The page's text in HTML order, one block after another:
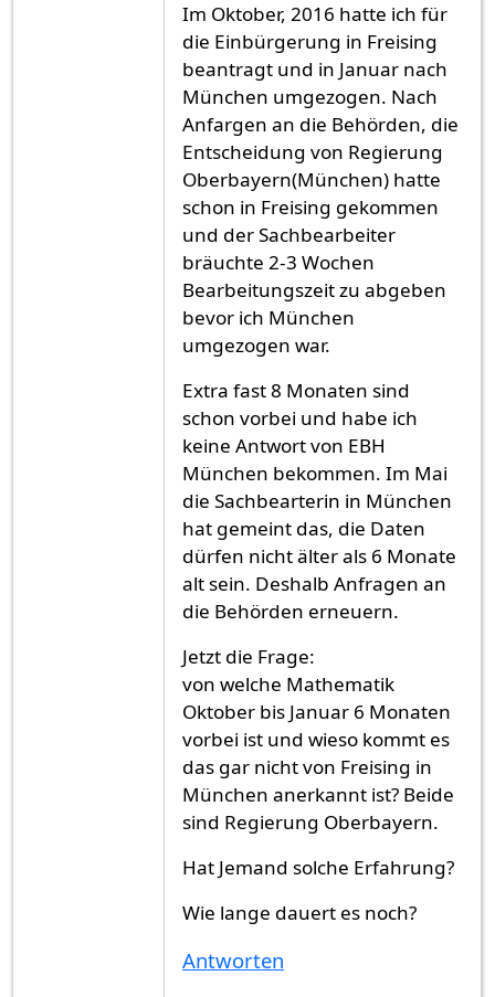
Im Oktober, 2016 hatte ich für
die Einbürgerung in Freising
beantragt und in Januar nach
München umgezogen. Nach
Anfargen an die Behörden, die
Entscheidung von Regierung
Oberbayern(München) hatte
schon in Freising gekommen
und der Sachbearbeiter
bräuchte 2-3 Wochen
Bearbeitungszeit zu abgeben
bevor ich München
umgezogen war.
Extra fast 8 Monaten sind
schon vorbei und habe ich
keine Antwort von EBH
München bekommen. Im Mai
die Sachbearterin in München
hat gemeint das, die Daten
dürfen nicht älter als 6 Monate
alt sein. Deshalb Anfragen an
die Behörden erneuern.
Jetzt die Frage:
von welche Mathematik
Oktober bis Januar 6 Monaten
vorbei ist und wieso kommt es
das gar nicht von Freising in
München anerkannt ist? Beide
sind Regierung Oberbayern.
Hat Jemand solche Erfahrung?
Wie lange dauert es noch?
Antworten